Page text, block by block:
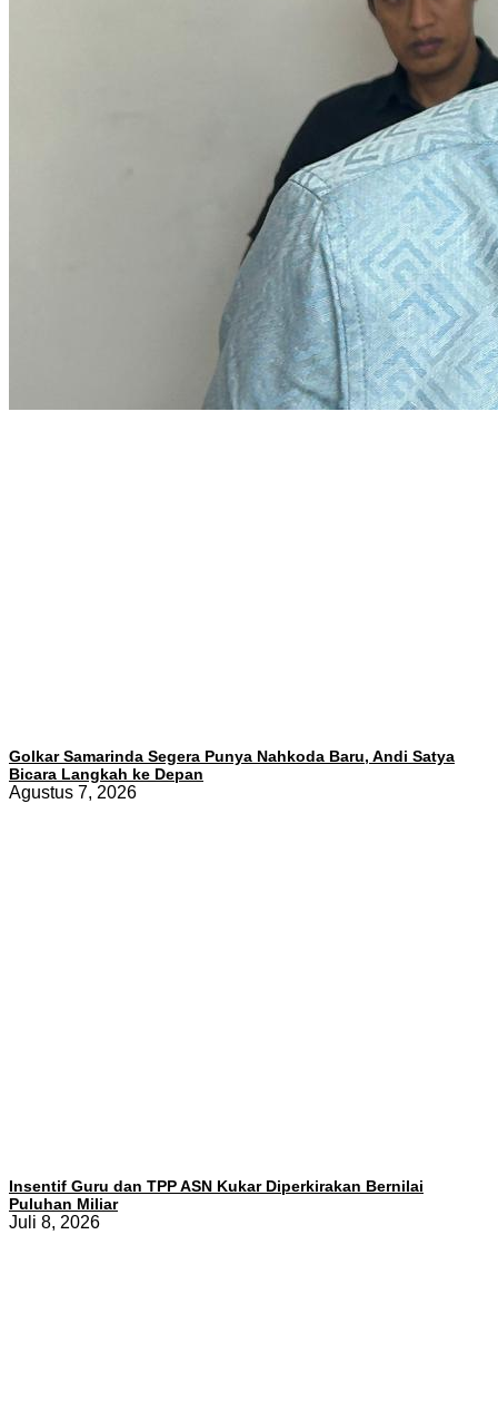
Golkar Samarinda Segera Punya Nahkoda Baru, Andi Satya
Bicara Langkah ke Depan
Agustus 7, 2026
Insentif Guru dan TPP ASN Kukar Diperkirakan Bernilai
Puluhan Miliar
Juli 8, 2026